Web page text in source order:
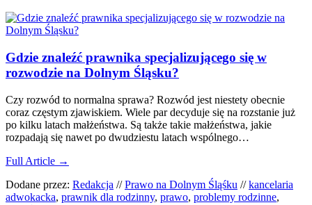
Gdzie znaleźć prawnika specjalizującego się w
rozwodzie na Dolnym Śląsku?
Czy rozwód to normalna sprawa? Rozwód jest niestety obecnie
coraz częstym zjawiskiem. Wiele par decyduje się na rozstanie już
po kilku latach małżeństwa. Są także takie małżeństwa, jakie
rozpadają się nawet po dwudziestu latach wspólnego…
Full Article →
Dodane przez: Redakcja // Prawo na Dolnym Śląśku // kancelaria
adwokacka, prawnik dla rodzinny, prawo, problemy rodzinne,